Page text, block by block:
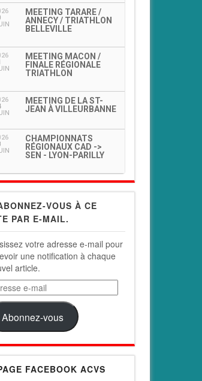
MEETING TARARE /
ANNECY / TRIATHLON
BELLEVILLE
MEETING MACON /
FINALE RÉGIONALE
TRIATHLON
MEETING DE LA ST-
JEAN À VILLEURBANNE
CHAMPIONNATS
RÉGIONAUX CAD ->
SEN - LYON-PARILLY
VOUS À CE
PAR E-MAIL.
votre adresse e-mail pour
une notification à chaque
article.
Abonnez-vous
FACEBOOK ACVS